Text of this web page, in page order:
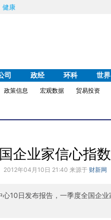
健康
司 政经 环科 世界
政策信息 宏观数据 贸易投资
企业家信心指
2012年04月10日 21:40 来源于 财新网
10日发布报告，一季度全国企